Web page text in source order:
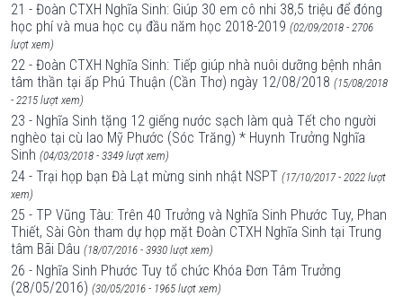
21 - Đoàn CTXH Nghĩa Sinh: Giúp 30 em cô nhi 38,5 triệu để đóng
học phí và mua học cụ đầu năm học 2018-2019 (02/09/2018 - 2706
lượt xem)
22 - Đoàn CTXH Nghĩa Sinh: Tiếp giúp nhà nuôi dưỡng bệnh nhân
tâm thần tại ấp Phú Thuận (Cần Thơ) ngày 12/08/2018 (15/08/2018
- 2215 lượt xem)
23 - Nghĩa Sinh tặng 12 giếng nước sạch làm quà Tết cho người
nghèo tại cù lao Mỹ Phước (Sóc Trăng) * Huynh Trưởng Nghĩa
Sinh (04/03/2018 - 3349 lượt xem)
24 - Trại họp bạn Đà Lạt mừng sinh nhật NSPT (17/10/2017 - 2022 lượt
xem)
25 - TP Vũng Tàu: Trên 40 Trưởng và Nghĩa Sinh Phước Tuy, Phan
Thiết, Sài Gòn tham dự họp mặt Đoàn CTXH Nghĩa Sinh tại Trung
tâm Bãi Dâu (18/07/2016 - 3930 lượt xem)
26 - Nghĩa Sinh Phước Tuy tổ chức Khóa Đơn Tâm Trưởng
(28/05/2016) (30/05/2016 - 1965 lượt xem)